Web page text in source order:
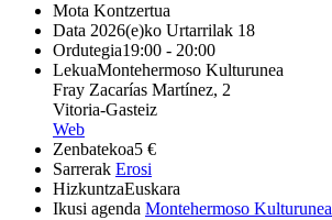
Mota Kontzertua
Data 2026(e)ko Urtarrilak 18
Ordutegia19:00 - 20:00
LekuaMontehermoso Kulturunea
Fray Zacarías Martínez, 2
Vitoria-Gasteiz
Web
Zenbatekoa5 €
Sarrerak Erosi
HizkuntzaEuskara
Ikusi agenda Montehermoso Kulturunea